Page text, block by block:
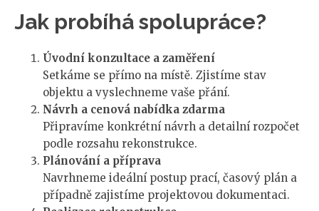
Jak probíhá spolupráce?
Úvodní konzultace a zaměření
Setkáme se přímo na místě. Zjistíme stav
objektu a vyslechneme vaše přání.
Návrh a cenová nabídka zdarma
Připravíme konkrétní návrh a detailní rozpočet
podle rozsahu rekonstrukce.
Plánování a příprava
Navrhneme ideální postup prací, časový plán a
případně zajistíme projektovou dokumentaci.